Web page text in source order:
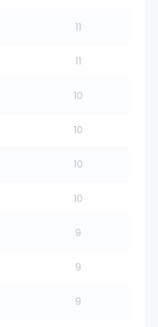
11
11
10
10
10
10
9
9
9